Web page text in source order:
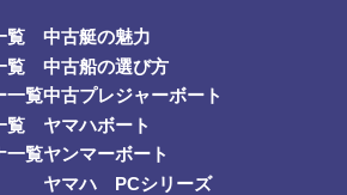
覧
覧
一覧
覧
一覧
中古艇の魅力
中古船の選び方
中古プレジャーボート
ヤマハボート
ヤンマーボート
ヤマハ PCシリーズ